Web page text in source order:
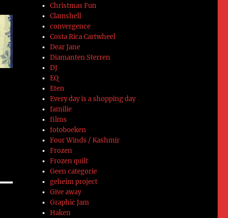
Christmas Fun
Clamshell
convergence
Costa Rica Cartwheel
Dear Jane
Diamanten Sterren
DJ
EQ
Eten
Every day is a shopping day
familie
films
fotoboeken
Four Winds / Kashmir
Frozen
Frozen quilt
Geen categorie
geheim project
Give away
Graphic Jam
Haken